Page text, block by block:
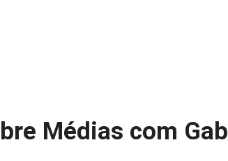
Médias com